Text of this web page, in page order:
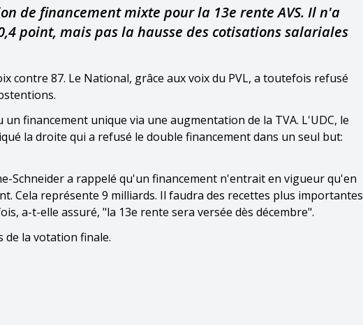
de financement mixte pour la 13e rente AVS. Il n'a
point, mais pas la hausse des cotisations salariales
contre 87. Le National, grâce aux voix du PVL, a toutefois refusé
financement unique via une augmentation de la TVA. L'UDC, le
la droite qui a refusé le double financement dans un seul but:
Schneider a rappelé qu'un financement n'entrait en vigueur qu'en
Cela représente 9 milliards. Il faudra des recettes plus importantes
a-t-elle assuré, "la 13e rente sera versée dès décembre".
de la votation finale.